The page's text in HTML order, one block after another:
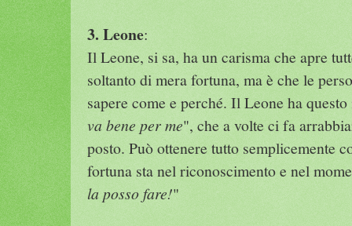
3. Leone:
Il Leone, si sa, ha un carisma che apre
soltanto di mera fortuna, ma è che le
sapere come e perché. Il Leone ha
va bene per me", che a volte ci fa
posto. Può ottenere tutto semplicemente
fortuna sta nel riconoscimento e nel
la posso fare!"